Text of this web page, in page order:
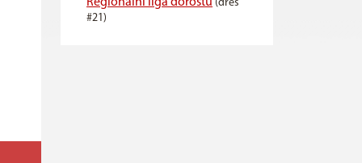
(dres
#21)